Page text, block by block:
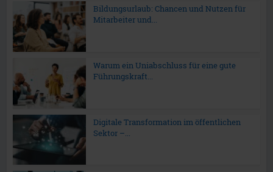
Bildungsurlaub: Chancen und Nutzen für
Mitarbeiter und...
Warum ein Uniabschluss für eine gute
Führungskraft...
Digitale Transformation im öffentlichen
Sektor –...